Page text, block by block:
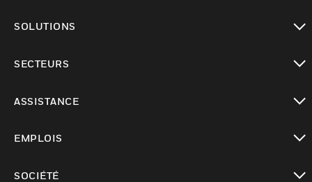
SOLUTIONS
SECTEURS
ASSISTANCE
EMPLOIS
SOCIÉTÉ